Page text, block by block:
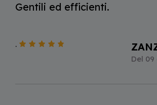
Gentili ed efficienti.
.
Del